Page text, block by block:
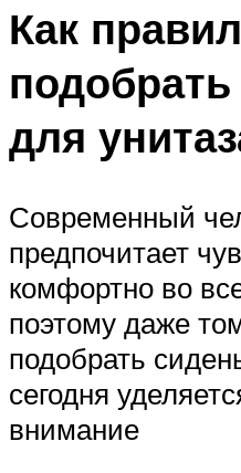
Как
для
Современный
предпочитает
комфортно во
поэтому даже
подобрать
сегодня
внимание